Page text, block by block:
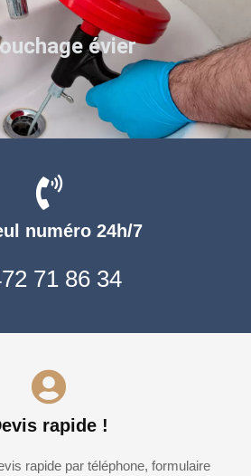
numéro 24h/7
71 86 34
rapide !
rapide par téléphone, formulaire
évier